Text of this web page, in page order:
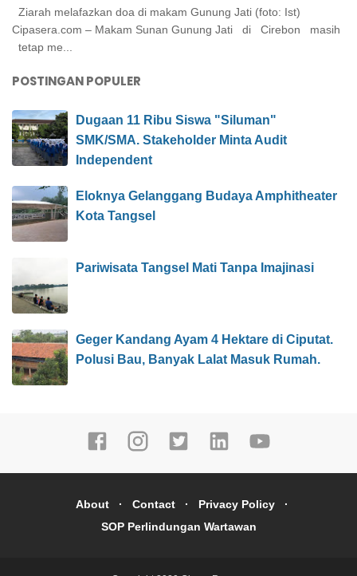
Ziarah melafazkan doa di makam Gunung Jati (foto: Ist)
Cipasera.com – Makam Sunan Gunung Jati di Cirebon masih
tetap me...
POSTINGAN POPULER
Dugaan 11 Ribu Siswa "Siluman"
SMK/SMA. Stakeholder Minta Audit
Independent
Eloknya Gelanggang Budaya Amphitheater
Kota Tangsel
Pariwisata Tangsel Mati Tanpa Imajinasi
Geger Kandang Ayam 4 Hektare di Ciputat.
Polusi Bau, Banyak Lalat Masuk Rumah.
About Contact
Privacy Policy
SOP Perlindungan Wartawan